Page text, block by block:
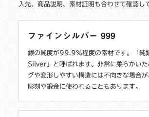
入先、商品説明、素材証明も合わせて確認し
ファインシルバー 999
銀の純度が99.9％程度の素材です。「純
Silver」と呼ばれます。非常に柔らかいた
グや変形しやすい構造には不向きな場合が
彫刻や鍛金に使われることもあります。